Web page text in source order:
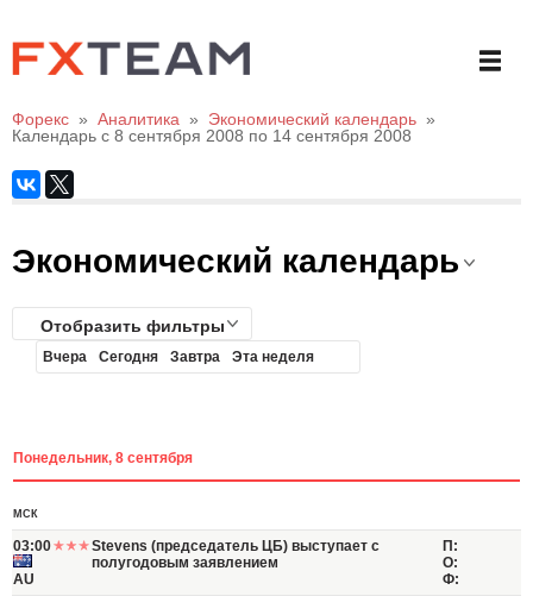
Форекс » Аналитика » Экономический календарь »
Календарь с 8 сентября 2008 по 14 сентября 2008
Экономический календарь
Отобразить фильтры
Вчера Сегодня Завтра Эта неделя
Понедельник, 8 сентября
МСК
03:00
AU
Stevens (председатель ЦБ) выступает с
полугодовым заявлением
П:
О:
Ф: